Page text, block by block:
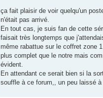
t
ça fait plaisir de voir quelqu'un
n'était pas arrivé.
En tout cas, je suis fan de cette
faisait très longtemps que
même rabattue sur le coffret zone
plus complet que le notre mais
évident.
En attendant ce serait bien si la
souffle à ce forum,, un peu laissé